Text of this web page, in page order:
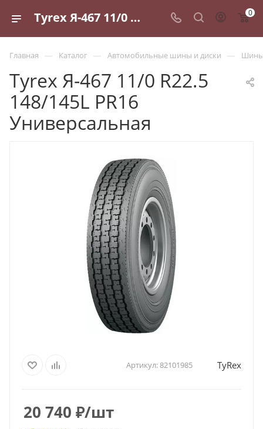
Tyrex Я-467 11/0 R22.5 148/145L PR16 Универсальная - купить в Санкт-Петербурге по выгодной цене 0
Главная — Каталог — Автомобильные шины и диски — Шины
Tyrex Я-467 11/0 R22.5
148/145L PR16
Универсальная
Артикул:82101985 TyRex
20 740 ₽/шт